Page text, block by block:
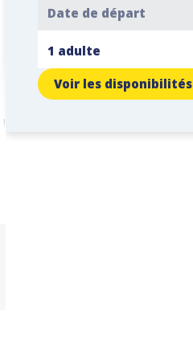
Voir les disponibilités